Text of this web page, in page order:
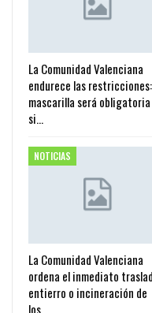
La Comunidad Valenciana
endurece las
mascarilla será obligatoria
si…
NOTICIAS
La Comunidad Valenciana
ordena el inmediato
entierro o incineración de
los…